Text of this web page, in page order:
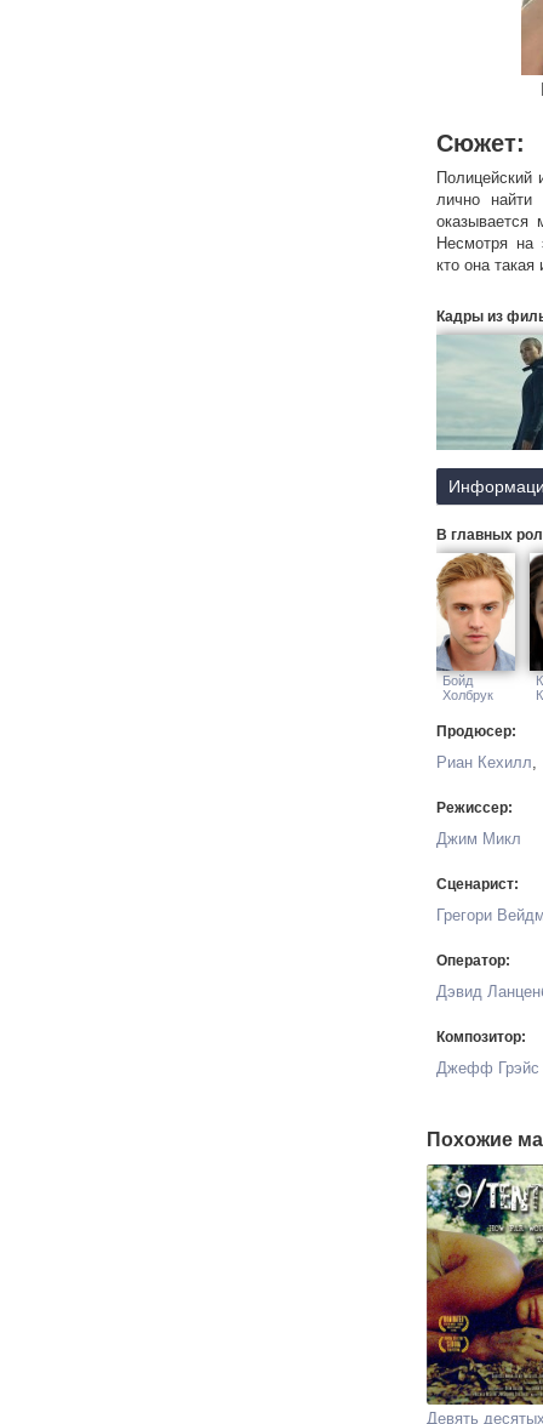
Сюжет:
Полицейский
лично найти
оказывается
Несмотря на
кто она
Кадры из
В главных
Бойд
Холбрук
Продюсер:
Риан Кехилл,
Режиссер:
Джим Микл
Сценарист:
Грегори
Оператор:
Дэвид
Композитор:
Джефф Грэйс
Похожие
Девять